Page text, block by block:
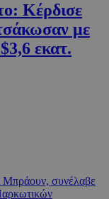
Κέρδισε
με
εκατ.
Μπράουν, συνέλαβε